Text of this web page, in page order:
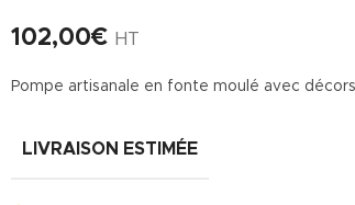
102,00€ HT
Pompe artisanale en fonte moulé avec
LIVRAISON ESTIMÉE